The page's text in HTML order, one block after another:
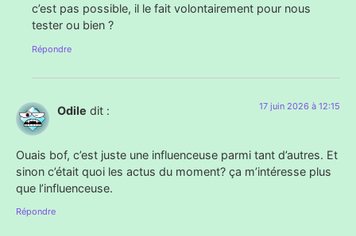
c’est pas possible, il le fait volontairement pour nous
tester ou bien ?
Répondre
Odile dit : 17 juin 2026 à 12:15
Ouais bof, c’est juste une influenceuse parmi tant d’autres. Et
sinon c’était quoi les actus du moment? ça m’intéresse plus
que l’influenceuse.
Répondre